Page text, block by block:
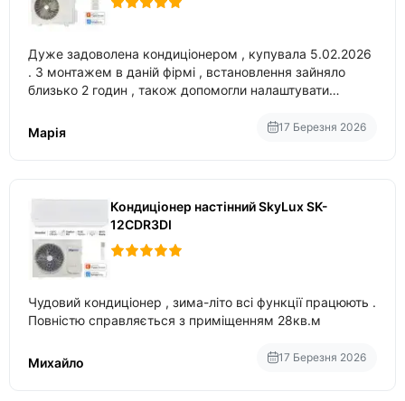
Дуже задоволена кондиціонером , купувала 5.02.2026
. З монтажем в даній фірмі , встановлення зайняло
близько 2 годин , також допомогли налаштувати
Марія
17 Березня 2026
Кондиціонер настінний SkyLux SK-
12CDR3DI
Чудовий кондиціонер , зима-літо всі функції працюють .
Повністю справляється з приміщенням 28кв.м
Михайло 17 Березня 2026